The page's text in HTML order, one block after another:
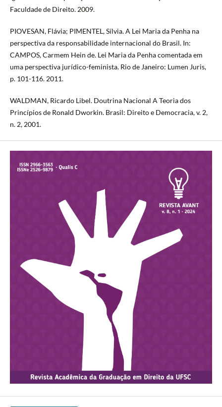
Faculdade de Direito. 2009.
PIOVESAN, Flávia; PIMENTEL, Sílvia. A Lei Maria da Penha na
perspectiva da responsabilidade internacional do Brasil. In:
CAMPOS, Carmem Hein de. Lei Maria da Penha comentada em
uma perspectiva jurídico-feminista. Rio de Janeiro: Lumen Juris,
p. 101-116. 2011.
WALDMAN, Ricardo Libel. Doutrina Nacional A Teoria dos
Princípios de Ronald Dworkin. Brasil: Direito e Democracia, v. 2,
n. 2, 2001.